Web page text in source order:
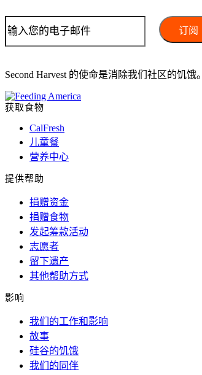
Second Harvest 的使命是消除我们社区的饥饿。
获取食物
CalFresh
儿童餐
营养中心
提供帮助
捐赠资金
捐赠食物
发起筹款活动
志愿者
留下遗产
其他帮助方式
影响
我们的工作和影响
故事
硅谷的饥饿
我们的同伴